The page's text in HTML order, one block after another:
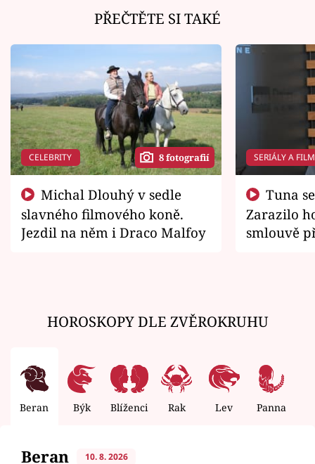
PŘEČTĚTE SI TAKÉ
CELEBRITY 8 fotografií
slavného filmového koně.
Jezdil na něm i Draco Malfoy
SERIÁLY A
Zarazilo
smlouvě
HOROSKOPY DLE ZVĚROKRUHU
Beran Býk Blíženci Rak Lev Panna
Beran 10. 8. 2026